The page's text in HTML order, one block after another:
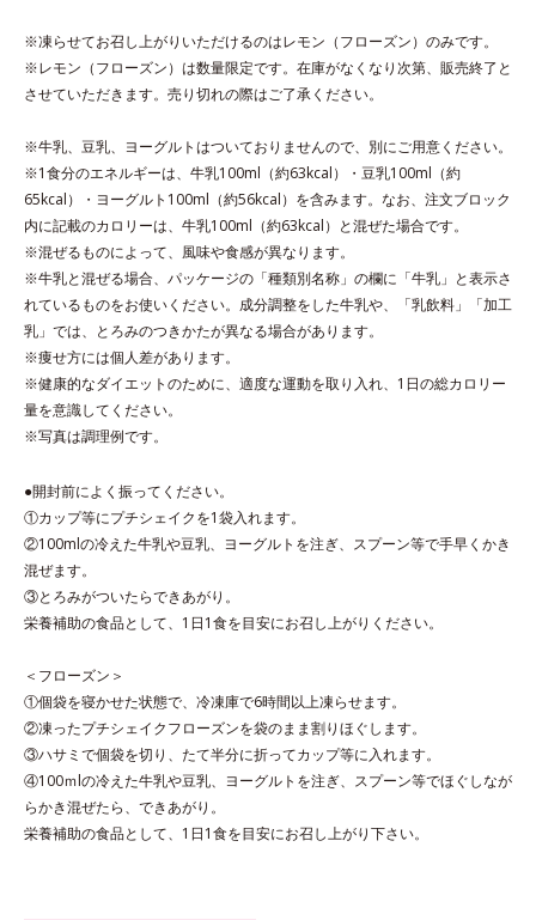
※凍らせてお召し上がりいただけるのはレモン（フローズン）のみです。
※レモン（フローズン）は数量限定です。在庫がなくなり次第、販売終了と
させていただきます。売り切れの際はご了承ください。
※牛乳、豆乳、ヨーグルトはついておりませんので、別にご用意ください。
※1食分のエネルギーは、牛乳100ml（約63kcal）・豆乳100ml（約
65kcal）・ヨーグルト100ml（約56kcal）を含みます。なお、注文ブロック
内に記載のカロリーは、牛乳100ml（約63kcal）と混ぜた場合です。
※混ぜるものによって、風味や食感が異なります。
※牛乳と混ぜる場合、パッケージの「種類別名称」の欄に「牛乳」と表示さ
れているものをお使いください。成分調整をした牛乳や、「乳飲料」「加工
乳」では、とろみのつきかたが異なる場合があります。
※痩せ方には個人差があります。
※健康的なダイエットのために、適度な運動を取り入れ、1日の総カロリー
量を意識してください。
※写真は調理例です。
●開封前によく振ってください。
①カップ等にプチシェイクを1袋入れます。
②100mlの冷えた牛乳や豆乳、ヨーグルトを注ぎ、スプーン等で手早くかき
混ぜます。
③とろみがついたらできあがり。
栄養補助の食品として、1日1食を目安にお召し上がりください。
＜フローズン＞
①個袋を寝かせた状態で、冷凍庫で6時間以上凍らせます。
②凍ったプチシェイクフローズンを袋のまま割りほぐします。
③ハサミで個袋を切り、たて半分に折ってカップ等に入れます。
④100ｍlの冷えた牛乳や豆乳、ヨーグルトを注ぎ、スプーン等でほぐしなが
らかき混ぜたら、できあがり。
栄養補助の食品として、1日1食を目安にお召し上がり下さい。